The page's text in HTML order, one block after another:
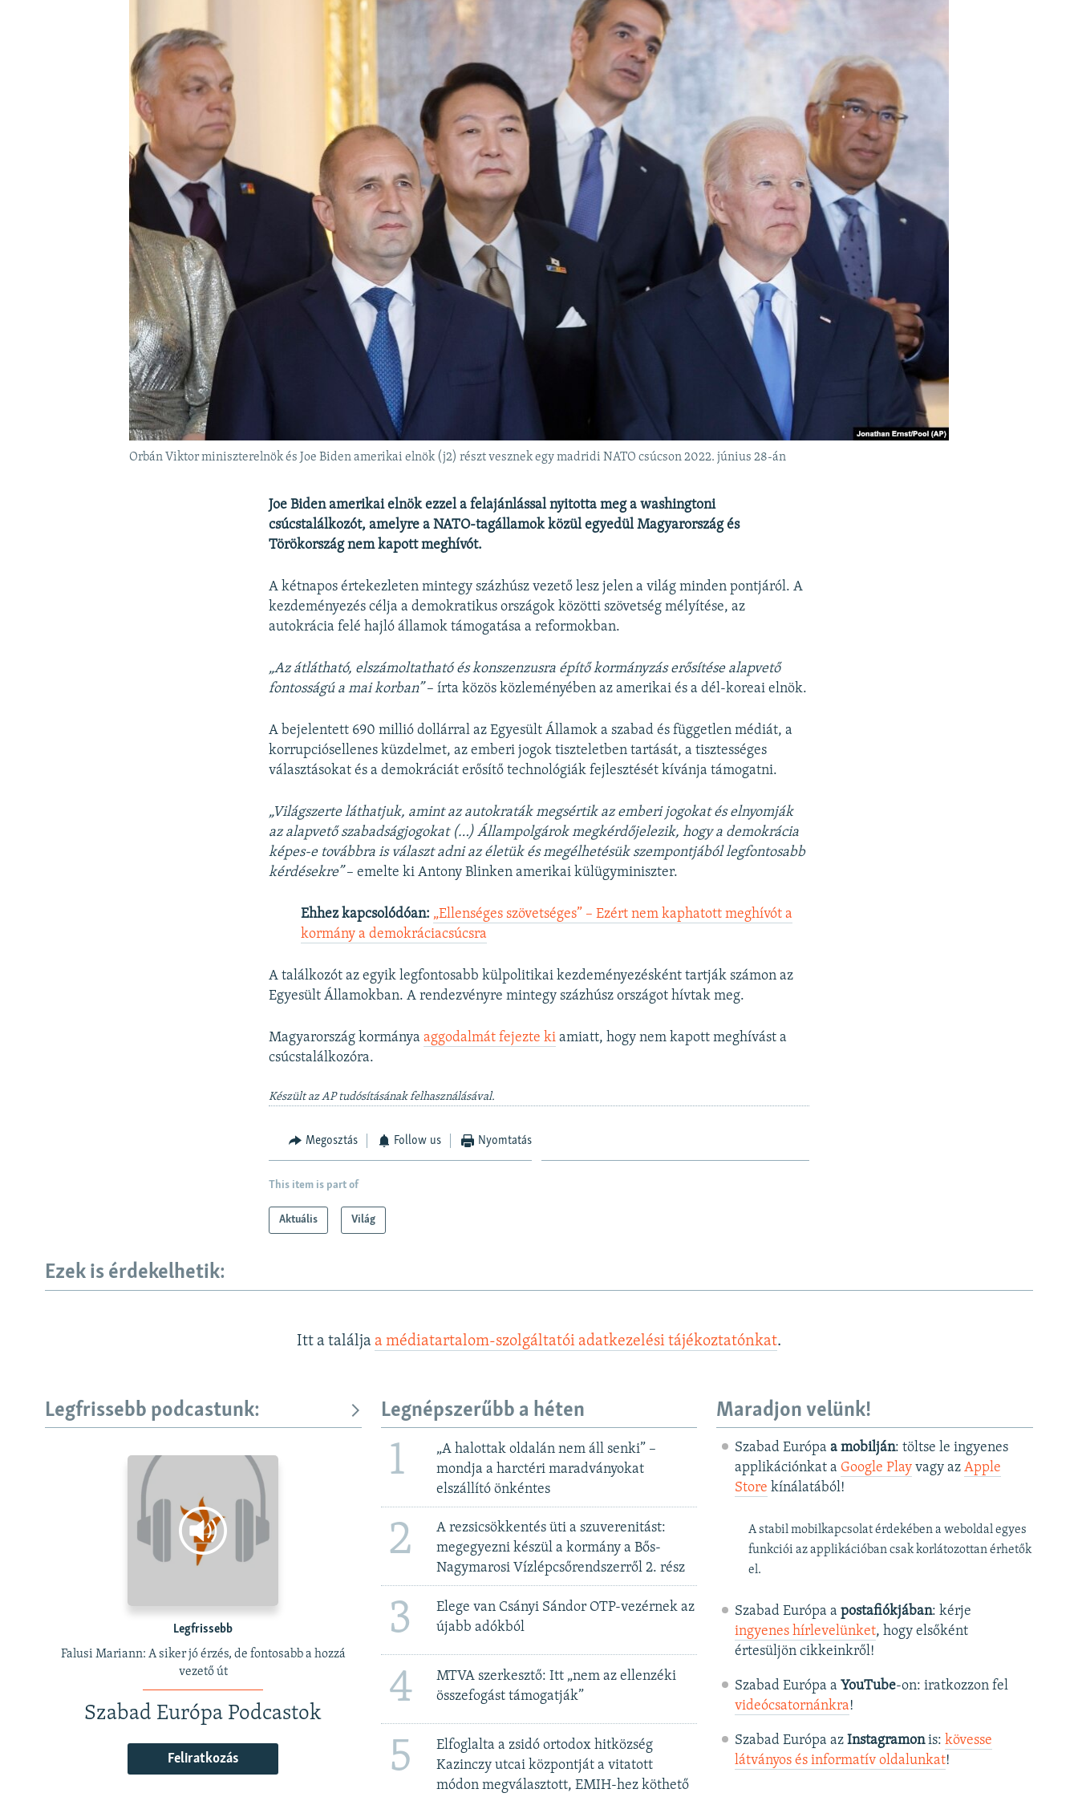
A MÚLT TANULSÁGAI
Orbán Viktor miniszterelnök és Joe Biden amerikai elnök (j2) részt vesznek egy madridi NATO csúcson 2022. június 28-án
Joe Biden amerikai elnök ezzel a felajánlással nyitotta meg a washingtoni
csúcstalálkozót, amelyre a NATO-tagállamok közül egyedül Magyarország és
Törökország nem kapott meghívót.
A kétnapos értekezleten mintegy százhúsz vezető lesz jelen a világ minden pontjáról. A
kezdeményezés célja a demokratikus országok közötti szövetség mélyítése, az
autokrácia felé hajló államok támogatása a reformokban.
„Az átlátható, elszámoltatható és konszenzusra építő kormányzás erősítése alapvető
fontosságú a mai korban”– írta közös közleményében az amerikai és a dél-koreai elnök.
A bejelentett 690 millió dollárral az Egyesült Államok a szabad és független médiát, a
korrupciósellenes küzdelmet, az emberi jogok tiszteletben tartását, a tisztességes
választásokat és a demokráciát erősítő technológiák fejlesztését kívánja támogatni.
„Világszerte láthatjuk, amint az autokraták megsértik az emberi jogokat és elnyomják
az alapvető szabadságjogokat (…) Állampolgárok megkérdőjelezik, hogy a demokrácia
képes-e továbbra is választ adni az életük és megélhetésük szempontjából legfontosabb
kérdésekre”– emelte ki Antony Blinken amerikai külügyminiszter.
Ehhez kapcsolódóan: „Ellenséges szövetséges” – Ezért nem kaphatott meghívót a
kormány a demokráciacsúcsra
A találkozót az egyik legfontosabb külpolitikai kezdeményezésként tartják számon az
Egyesült Államokban. A rendezvényre mintegy százhúsz országot hívtak meg.
Magyarország kormányaaggodalmát fejezte ki amiatt, hogy nem kapott meghívást a
csúcstalálkozóra.
Készült az AP tudósításának felhasználásával.
Megosztás Follow us Nyomtatás
This item is part of
Aktuális Világ
Ezek is érdekelhetik:
Itt a találja a médiatartalom-szolgáltatói adatkezelési tájékoztatónkat.
Legfrissebb podcastunk:
Legfrissebb
Falusi Mariann: A siker jó érzés, de fontosabb a hozzá
vezető út
Szabad Európa Podcastok
Feliratkozás
Legnépszerűbb a héten
1
„A halottak oldalán nem áll senki” –
mondja a harctéri maradványokat
elszállító önkéntes
2
A rezsicsökkentés üti a szuverenitást:
megegyezni készül a kormány a Bős-
Nagymarosi Vízlépcsőrendszerről 2. rész
3
Elege van Csányi Sándor OTP-vezérnek az
újabb adókból
4
MTVA szerkesztő: Itt „nem az ellenzéki
összefogást támogatják”
5
Elfoglalta a zsidó ortodox hitközség
Kazinczy utcai központját a vitatott
módon megválasztott, EMIH-hez köthető
Maradjon velünk!
Szabad Európa a mobilján: töltse le ingyenes
applikációnkat a Google Playvagy az Apple
Store kínálatából!
A stabil mobilkapcsolat érdekében a weboldal egyes
funkciói az applikációban csak korlátozottan érhetők
el.
Szabad Európa a postafiókjában: kérje
ingyenes hírlevelünket, hogy elsőként
értesüljön cikkeinkről!
Szabad Európa a YouTube-on: iratkozzon fel
videócsatornánkra!
Szabad Európa az Instagramonis: kövesse
látványos és informatív oldalunkat! ​